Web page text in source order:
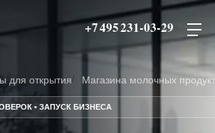
+7 495 231-03-29
для открытия Магазина молочных
• ЗАПУСК БИЗНЕСА